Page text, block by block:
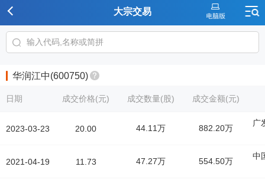
大宗交易
华润江中(600750)
日期
2023-03-23
2021-04-19
成交价格(元) 成交数量(股) 成交金额(元)
20.00 44.11万 882.20万
广
11.73 47.27万 554.50万
中